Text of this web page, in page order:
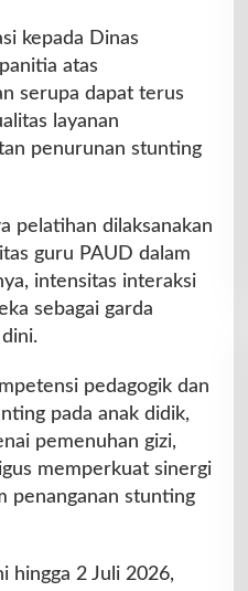
kepada Dinas
atas
serupa dapat terus
layanan
penurunan stunting
pelatihan dilaksanakan
guru PAUD dalam
intensitas interaksi
sebagai garda
pedagogik dan
pada anak didik,
pemenuhan gizi,
memperkuat sinergi
penanganan stunting
hingga 2 Juli 2026,